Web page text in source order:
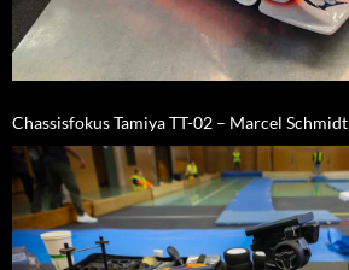
Chassisfokus Tamiya TT-02 – Marcel Schmidt